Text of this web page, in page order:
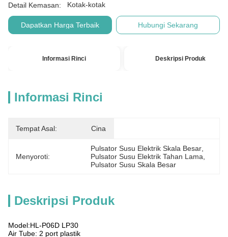
Detail Kemasan: Kotak-kotak
Dapatkan Harga Terbaik Hubungi Sekarang
Informasi Rinci Deskripsi Produk
Informasi Rinci
Tempat Asal: Cina
Menyoroti:
Pulsator Susu Elektrik Skala Besar
Pulsator Susu Elektrik Tahan Lama
Pulsator Susu Skala Besar
Deskripsi Produk
Model:HL-P06D LP30
Air Tube: 2 port plastik